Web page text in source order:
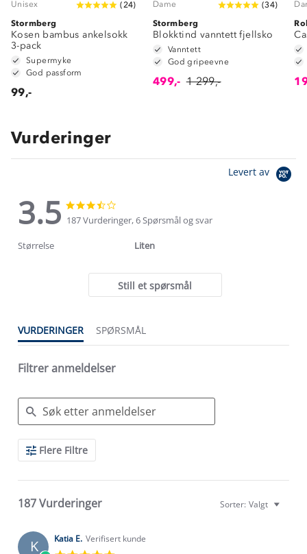
Unisex (24)
Stormberg
Kosen bambus ankelsokk
3-pack
Supermyke
God passform
99,-
Dame (34)
Stormberg
Blokktind vanntett fjellsko
Vanntett
God gripeevne
499,- 1 299,-
Vurderinger
Levert av
3.5
3.5
star
star
rating
187 Vurderinger, 6 Spørsmål og svar
Størrelse Liten
Still et spørsmål
VURDERINGER SPØRSMÅL
Filtrer anmeldelser
Search
ReviewsFlere Filtre
187 Vurderinger Sorter: Valgt
K Katia E. Verifisert kunde